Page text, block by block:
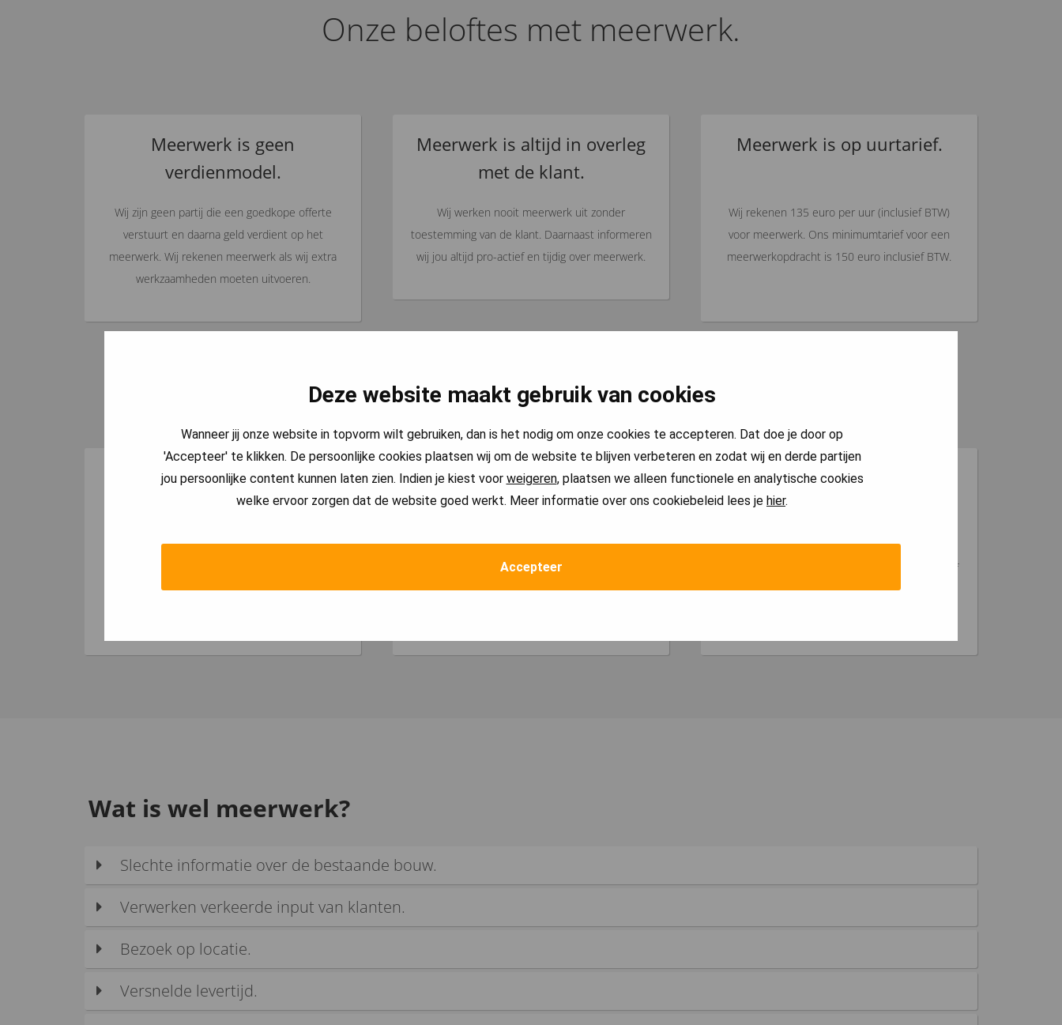
Deze website maakt gebruik van cookies
Wanneer jij onze website in topvorm wilt gebruiken, dan is het nodig om onze cookies te accepteren. Dat doe je door op
'Accepteer' te klikken. De persoonlijke cookies plaatsen wij om de website te blijven verbeteren en zodat wij en derde partijen
jou persoonlijke content kunnen laten zien. Indien je kiest voor weigeren, plaatsen we alleen functionele en analytische cookies
welke ervoor zorgen dat de website goed werkt. Meer informatie over ons cookiebeleid lees je hier.
Accepteer
Onze beloftes met meerwerk.
Meerwerk is geen
verdienmodel.
Wij zijn geen partij die een goedkope offerte
verstuurt en daarna geld verdient op het
meerwerk. Wij rekenen meerwerk als wij extra
werkzaamheden moeten uitvoeren.
Meerwerk is altijd in overleg
met de klant.
Wij werken nooit meerwerk uit zonder
toestemming van de klant. Daarnaast informeren
wij jou altijd pro-actief en tijdig over meerwerk.
Meerwerk is op uurtarief.
Wij rekenen 135 euro per uur (inclusief BTW)
voor meerwerk. Ons minimumtarief voor een
meerwerkopdracht is 150 euro inclusief BTW.
Eerlijk en transparant.
Wij gaan altijd eerlijk en transparant om met
geven we aan waarom dit moet en waar onze
Kleine aanpassingen zitten bij
de prijs inbegrepen.
Heb je wensen die niet in de opdracht zitten en
kost het oplossen van deze wensen minder dan
een halfuur? Dan rekenen wij geen meerwerk.
Betaling is achteraf.
Nadat wij het meerwerk hebben afgerond
ontvang je onze factuur. Je kunt daarom achteraf
het meerwerk betalen.
Wat is wel meerwerk?
Slechte informatie over de bestaande bouw.
Verwerken verkeerde input van klanten.
Bezoek op locatie.
Versnelde levertijd.